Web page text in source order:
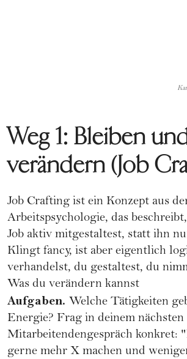
Weg 1: Bleiben
verändern (Job
Job Crafting ist ein Konzept aus
Arbeitspsychologie, das
Job aktiv mitgestaltest, statt ihn
Klingt fancy, ist aber eigentlich
verhandelst, du gestaltest, du
Was du verändern kannst
Aufgaben. Welche Tätigkeiten
Energie? Frag in deinem nächsten
Mitarbeitendengespräch konkret:
gerne mehr X machen und